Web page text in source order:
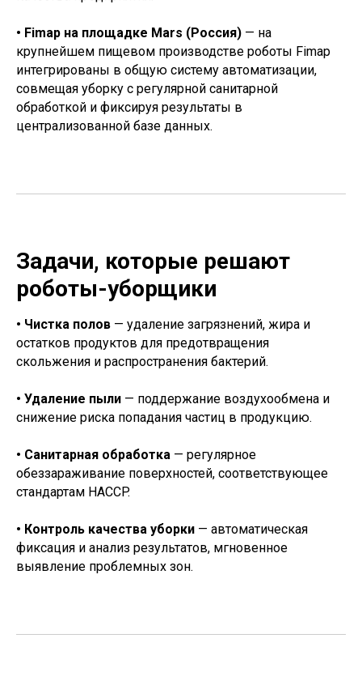
• Fimap на площадке Mars (Россия) — на
крупнейшем пищевом производстве роботы Fimap
интегрированы в общую систему автоматизации,
совмещая уборку с регулярной санитарной
обработкой и фиксируя результаты в
централизованной базе данных.
Задачи, которые решают
роботы-уборщики
• Чистка полов — удаление загрязнений, жира и
остатков продуктов для предотвращения
скольжения и распространения бактерий.
• Удаление пыли — поддержание воздухообмена и
снижение риска попадания частиц в продукцию.
• Санитарная обработка — регулярное
обеззараживание поверхностей, соответствующее
стандартам HACCP.
• Контроль качества уборки — автоматическая
фиксация и анализ результатов, мгновенное
выявление проблемных зон.